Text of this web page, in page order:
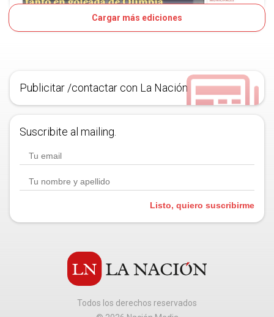
Cargar más ediciones
Publicitar /contactar con La Nación
Suscribite al mailing.
Listo, quiero suscribirme
Todos los derechos reservados